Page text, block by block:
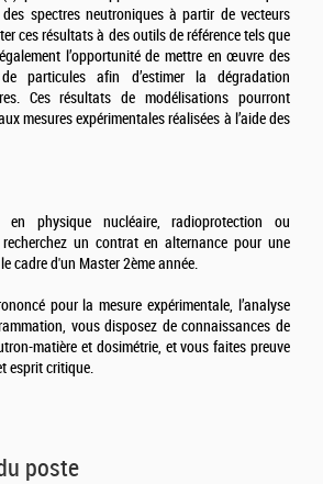
spectres neutroniques à partir de vecteurs
ces résultats à des outils de référence tels que
l’opportunité de mettre en œuvre des
particules afin d’estimer la dégradation
Ces résultats de modélisations pourront
mesures expérimentales réalisées à l’aide des
physique nucléaire, radioprotection ou
un contrat en alternance pour une
cadre d'un Master 2ème année.
pour la mesure expérimentale, l’analyse
vous disposez de connaissances de
matière et dosimétrie, et vous faites preuve
esprit critique.
poste